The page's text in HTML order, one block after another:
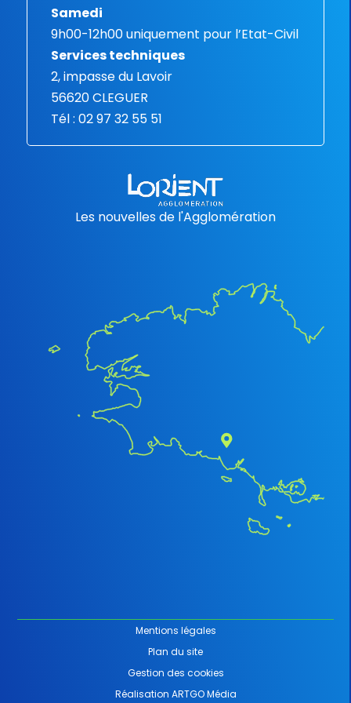
Samedi
9h00-12h00 uniquement pour l’Etat-Civil
Services techniques
2, impasse du Lavoir
56620 CLEGUER
Tél : 02 97 32 55 51
Les nouvelles de l'Agglomération
Mentions légales
Plan du site
Gestion des cookies
Réalisation ARTGO Média